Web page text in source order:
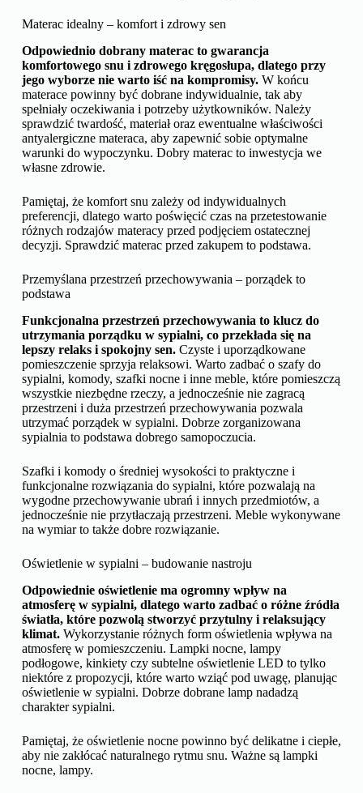
Materac idealny – komfort i zdrowy sen
Odpowiednio dobrany materac to gwarancja
komfortowego snu i zdrowego kręgosłupa, dlatego przy
jego wyborze nie warto iść na kompromisy.W końcu
materace powinny być dobrane indywidualnie, tak aby
spełniały oczekiwania i potrzeby użytkowników. Należy
sprawdzić twardość, materiał oraz ewentualne właściwości
antyalergiczne materaca, aby zapewnić sobie optymalne
warunki do wypoczynku. Dobry materac to inwestycja we
własne zdrowie.
Pamiętaj, że komfort snu zależy od indywidualnych
preferencji, dlatego warto poświęcić czas na przetestowanie
różnych rodzajów materacy przed podjęciem ostatecznej
decyzji. Sprawdzić materac przed zakupem to podstawa.
Przemyślana przestrzeń przechowywania – porządek to
podstawa
Funkcjonalna przestrzeń przechowywania to klucz do
utrzymania porządku w sypialni, co przekłada się na
lepszy relaks i spokojny sen.Czyste i uporządkowane
pomieszczenie sprzyja relaksowi. Warto zadbać o szafy do
sypialni, komody, szafki nocne i inne meble, które pomieszczą
wszystkie niezbędne rzeczy, a jednocześnie nie zagracą
przestrzeni i duża przestrzeń przechowywania pozwala
utrzymać porządek w sypialni. Dobrze zorganizowana
sypialnia to podstawa dobrego samopoczucia.
Szafki i komody o średniej wysokości to praktyczne i
funkcjonalne rozwiązania do sypialni, które pozwalają na
wygodne przechowywanie ubrań i innych przedmiotów, a
jednocześnie nie przytłaczają przestrzeni. Meble wykonywane
na wymiar to także dobre rozwiązanie.
Oświetlenie w sypialni – budowanie nastroju
Odpowiednie oświetlenie ma ogromny wpływ na
atmosferę w sypialni, dlatego warto zadbać o różne źródła
światła, które pozwolą stworzyć przytulny i relaksujący
klimat.Wykorzystanie różnych form oświetlenia wpływa na
atmosferę w pomieszczeniu. Lampki nocne, lampy
podłogowe, kinkiety czy subtelne oświetlenie LED to tylko
niektóre z propozycji, które warto wziąć pod uwagę, planując
oświetlenie w sypialni. Dobrze dobrane lamp nadadzą
charakter sypialni.
Pamiętaj, że oświetlenie nocne powinno być delikatne i ciepłe,
aby nie zakłócać naturalnego rytmu snu. Ważne są lampki
nocne, lampy.